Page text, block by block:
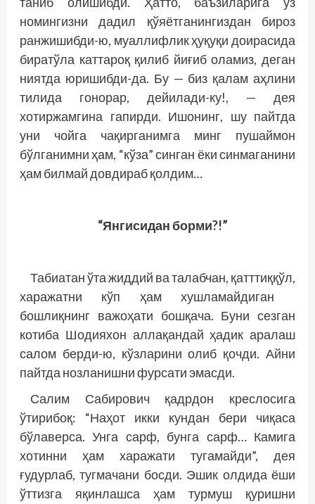
номингизни дадил қўяётганингиздан бироз
ранжишибди-ю, муаллифлик ҳуқуқи доирасида
биратўла каттароқ қилиб йиғиб оламиз, деган
ниятда юришибди-да. Бу — биз қалам аҳлини
тилида гонорар, дейилади-ку!, — дея
хотиржамгина гапирди. Ишонинг, шу пайт­­да
уни чойга чақирганимга минг пушаймон
бўлганимни ҳам, “кўза” синган ёки синмаганини
ҳам билмай довдираб қолдим…
“Янгисидан борми?!”
Табиатан ўта жиддий ва талабчан, қатттиққўл,
харажатни кўп ҳам хушламайдиган
бошлиқнинг важоҳати бош­қача. Буни сезган
котиба Шодияхон аллақандай ҳадик аралаш
салом берди-ю, кўзларини олиб қочди. Айни
пайтда нозланишни фурсати эмасди.
Салим Сабирович қадрдон креслосига
ўтирибоқ: “Наҳот икки кундан бери чиқаса
бўлаверса. Унга сарф, бунга сарф… Камига
хотинни ҳам харажати тугамайди”, дея
ғудурлаб, тугмачани босди. Эшик олдида ёши
ўттизга яқинлашса ҳам турмуш қуришни